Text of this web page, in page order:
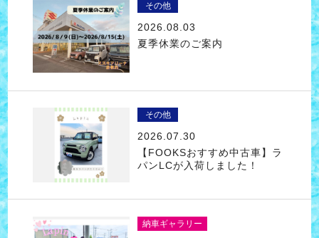
その他
2026.08.03
夏季休業のご案内
その他
2026.07.30
【FOOKSおすすめ中古車】ラ
パンLCが入荷しました！
納車ギャラリー